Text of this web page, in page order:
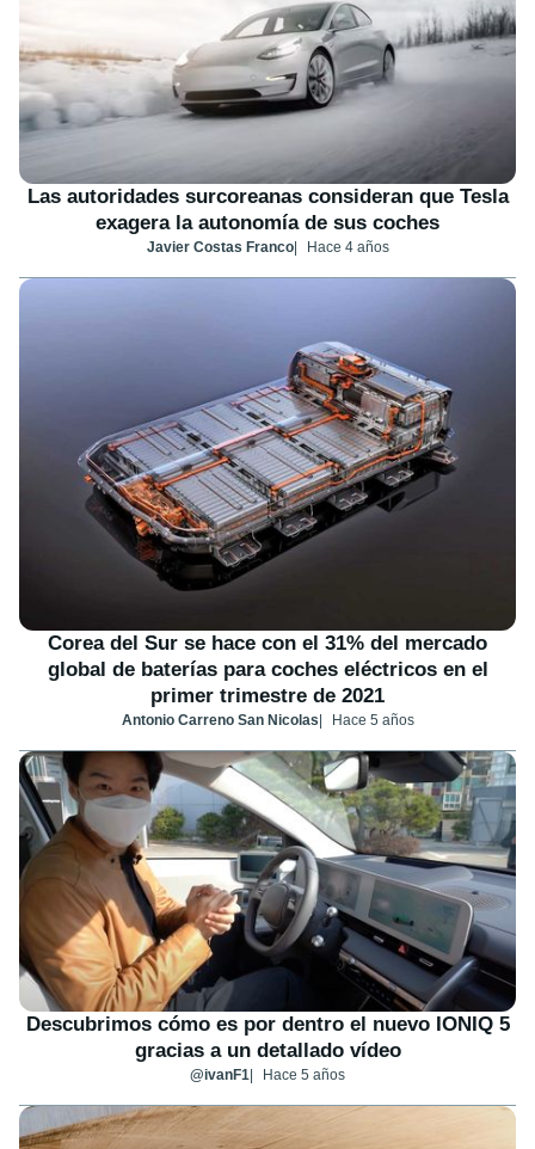
Las autoridades surcoreanas consideran que Tesla
exagera la autonomía de sus coches
Javier Costas Franco Hace 4 años
Corea del Sur se hace con el 31% del mercado
global de baterías para coches eléctricos en el
primer trimestre de 2021
Antonio Carreno San Nicolas Hace 5 años
Descubrimos cómo es por dentro el nuevo IONIQ 5
gracias a un detallado vídeo
@ivanF1 Hace 5 años